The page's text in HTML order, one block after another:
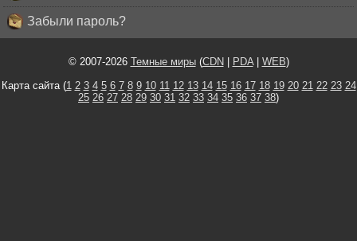
Забыли пароль?
© 2007-2026 Темные миры(CDN| PDA| WEB)
Карта сайта (1 2 3 4 5 6 7 8 9 10 11 12 13 14 15 16 17 18 19 20 21 22 23 24
25 26 27 28 29 30 31 32 33 34 35 36 37 38)